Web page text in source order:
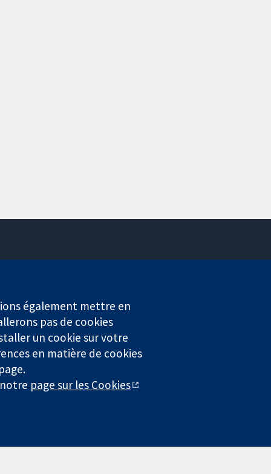
Service de presse
Qui sommes-nous
Offres d'emploi
Cochrane Library
enregistrée en Angleterre et au Pays de Galles. Numéro de
également mettre en
pas de cookies
un cookie sur votre
en matière de cookies
page sur les Cookies